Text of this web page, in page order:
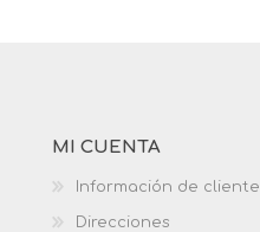
MI CUENTA
Información de cliente
Direcciones